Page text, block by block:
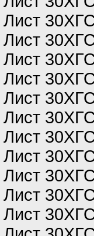
Лист
Лист
Лист
Лист
Лист
Лист
Лист
Лист
Лист
Лист
Лист